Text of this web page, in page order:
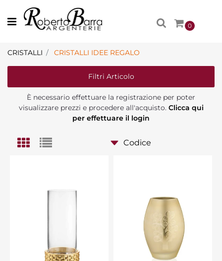
Open menu
0
CRISTALLI CRISTALLI IDEE REGALO
Filtri Articolo
È necessario effettuare la registrazione per poter
visualizzare prezzi e procedere all'acquisto. Clicca qui
per effettuare il login